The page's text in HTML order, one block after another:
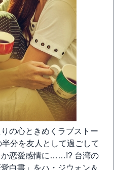
の心ときめくラブストー
分を友人として過ごして
か恋愛感情に……!? 台湾の
白書」をハ・ジウォン＆